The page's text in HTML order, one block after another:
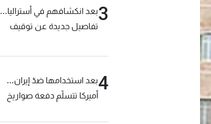
3بعد انكشافهم في أستراليا...
تفاصيل جديدة عن توقيف
4بعد استخدامها ضدّ إيران...
أميركا تتسلّم دفعة صواريخ